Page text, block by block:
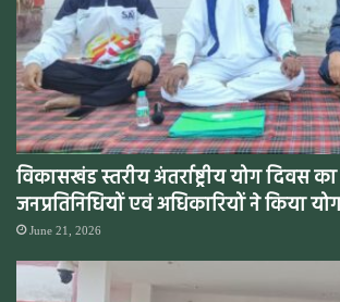
विकासखंड स्तरीय अंतर्राष्ट्रीय योग दिवस
जनप्रतिनिधियों एवं अधिकारियों ने किया
June 21, 2026